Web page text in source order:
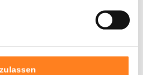
mit Newsbit bietet dir aktuell